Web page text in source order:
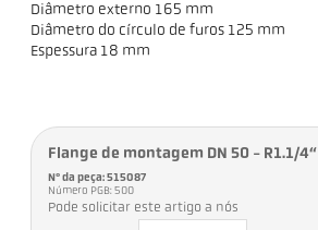
Diâmetro externo 165 mm
Diâmetro do círculo de furos 125 mm
Espessura 18 mm
Flange de montagem DN 50 - R1.1/4“
Nº da peça: 515087
Número PGB: 500
Pode solicitar este artigo a nós